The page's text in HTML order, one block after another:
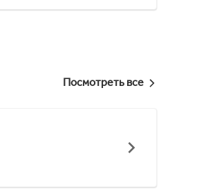
Посмотреть все